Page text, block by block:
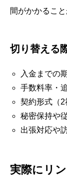
間がかかること
切り替える
入金までの
手数料率・
契約形式（
秘密保持や
出張対応や
実際にリ